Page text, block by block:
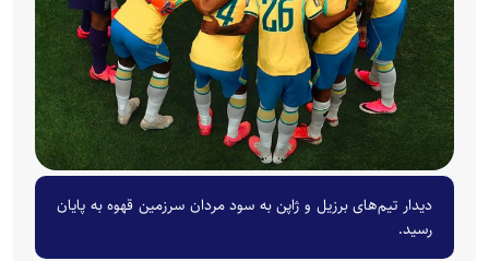
دیدار تیم‌های برزیل و ژاپن به سود مردان سرزمین قهوه به پایان
رسید.